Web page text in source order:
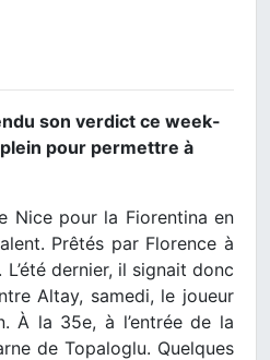
son verdict ce week-
plein pour permettre à
Nice pour la Fiorentina en
Prêtés par Florence à
L’été dernier, il signait donc
Altay, samedi, le joueur
À la 35e, à l’entrée de la
de Topaloglu. Quelques